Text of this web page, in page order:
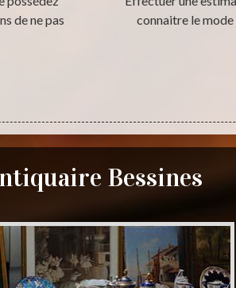
de ne pas
connaitre le
Bessines